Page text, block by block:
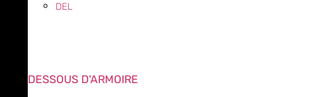
DEL
DESSOUS D'ARMOIRE